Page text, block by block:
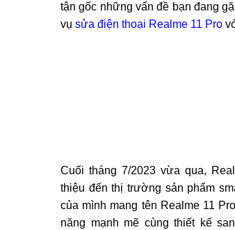
tận gốc những vấn đề bạn đang
vụ sửa điện thoại Realme 11 Pro
Cuối tháng 7/2023 vừa qua,
thiệu đến thị trường sản phẩm
của mình mang tên Realme 11
năng mạnh mẽ cùng thiết kế